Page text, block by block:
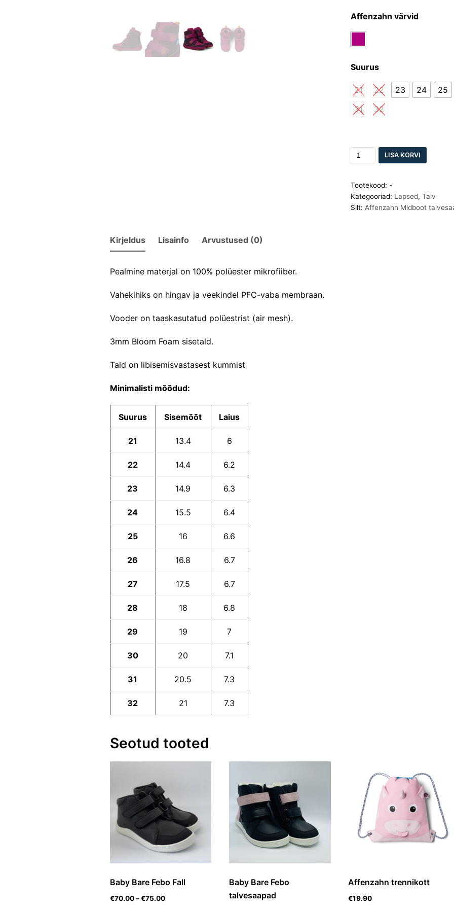
Affenzahn värvid
Suurus
21 22 23 24
25
31
32
LISA KORVI
Tootekood: -
Kategooriad: Lapsed,Talv
Silt: Affenzahn Midboot
Kirjeldus Lisainfo Arvustused (0)
Pealmine materjal on 100% polüester mikrofiiber.
Vahekihiks on hingav ja veekindel PFC-vaba membraan.
Vooder on taaskasutatud polüestrist (air mesh).
3mm Bloom Foam sisetald.
Tald on libisemisvastasest kummist
Minimalisti mõõdud:
Suurus Sisemõõt Laius
21 13.4 6
22 14.4 6.2
23 14.9 6.3
24 15.5 6.4
25 16 6.6
26 16.8 6.7
27 17.5 6.7
28 18 6.8
29 19 7
30 20 7.1
31 20.5 7.3
32 21 7.3
Seotud tooted
Baby Bare Febo Fall
€70.00–€75.00
Baby Bare Febo
talvesaapad
Affenzahn trennikott
€19.90